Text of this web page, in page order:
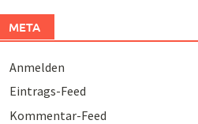
META
Anmelden
Eintrags-Feed
Kommentar-Feed